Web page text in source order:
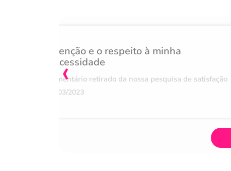
Atenção e o respeito à minha
necessidade
Comentário retirado da nossa pesquisa de satisfação
07/03/2023
‹